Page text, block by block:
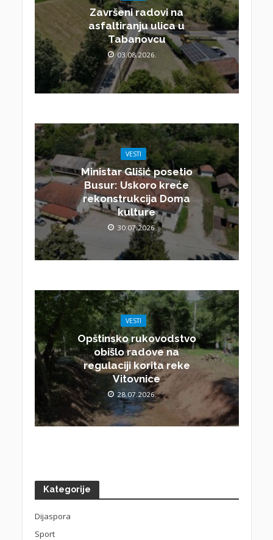
Završeni radovi na
asfaltiranju ulica u
Tabanovcu
03.08.2026.
VESTI
Ministar Glišić posetio
Busur: Uskoro kreće
rekonstrukcija Doma
kulture
30.07.2026.
VESTI
Opštinsko rukovodstvo
obišlo radove na
regulaciji korita reke
Vitovnice
28.07.2026.
Kategorije
Dijaspora
Sport